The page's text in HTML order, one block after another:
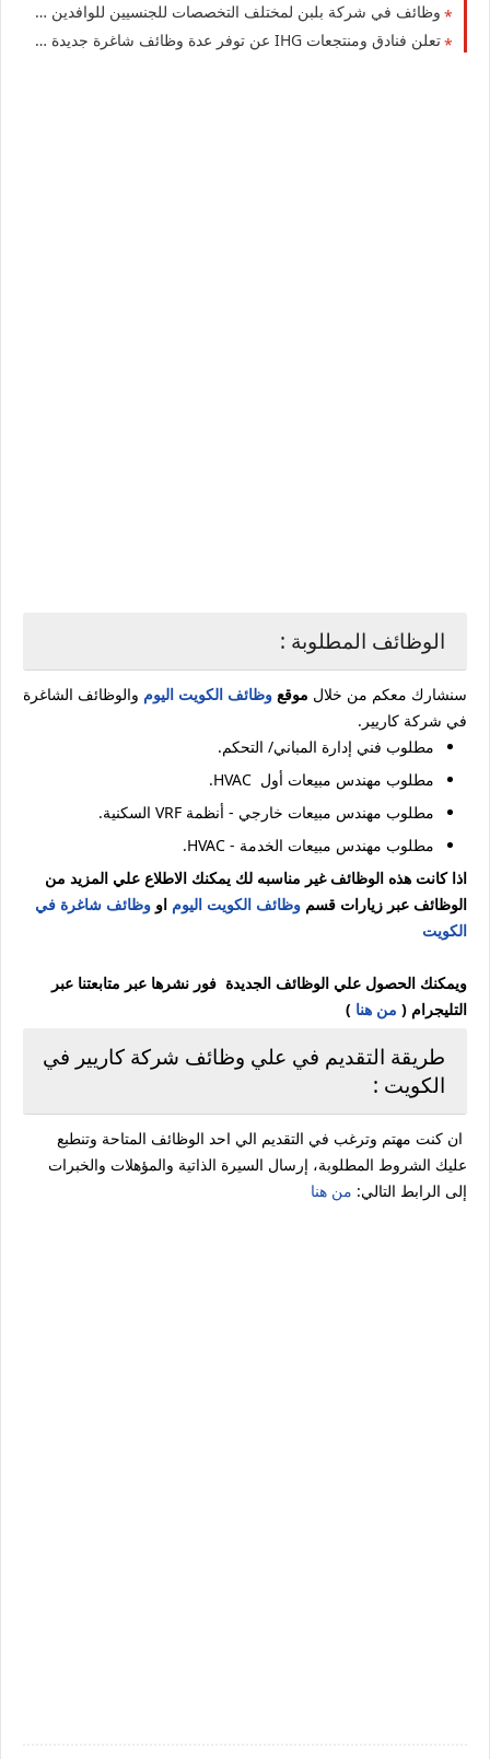
وظائف في شركة بلبن لمختلف التخصصات للجنسيين للوافدين والمقيمين في الكويت
تعلن ‏فنادق ومنتجعات IHG عن توفر عدة وظائف شاغرة جديدة لمختلف التخصصات للوافدين والمقيمين في الكويت
الوظائف المطلوبة :
سنشارك معكم من خلال موقع وظائف الكويت اليوم والوظائف الشاغرة
في شركة كاريير.
مطلوب فني إدارة المباني/ التحكم.
مطلوب مهندس مبيعات أول HVAC.
مطلوب مهندس مبيعات خارجي - أنظمة VRF السكنية.
مطلوب مهندس مبيعات الخدمة - HVAC.
اذا كانت هذه الوظائف غير مناسبه لك يمكنك الاطلاع علي المزيد من
الوظائف عبر زيارات قسم وظائف الكويت اليوم او وظائف شاغرة في
الكويت
ويمكنك الحصول علي الوظائف الجديدة فور نشرها عبر متابعتنا عبر
التليجرام ( من هنا )
طريقة التقديم في علي وظائف شركة كاريير في
الكويت :
ان كنت مهتم وترغب في التقديم الي احد الوظائف المتاحة وتنطبع
عليك الشروط المطلوبة، إرسال السيرة الذاتية والمؤهلات والخبرات
إلى الرابط التالي: من هنا